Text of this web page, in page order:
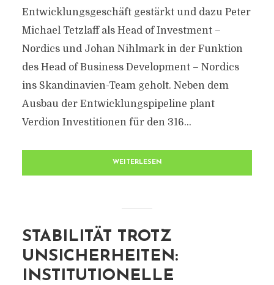
Entwicklungsgeschäft gestärkt und dazu Peter
Michael Tetzlaff als Head of Investment –
Nordics und Johan Nihlmark in der Funktion
des Head of Business Development – Nordics
ins Skandinavien-Team geholt. Neben dem
Ausbau der Entwicklungspipeline plant
Verdion Investitionen für den 316...
WEITERLESEN
STABILITÄT TROTZ
UNSICHERHEITEN:
INSTITUTIONELLE